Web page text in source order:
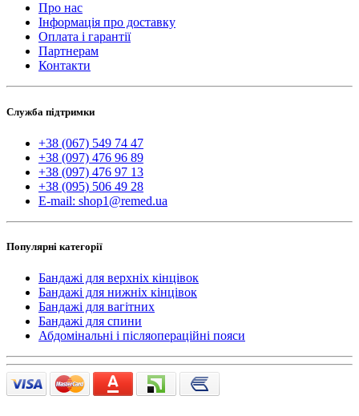
Про нас
Інформація про доставку
Оплата і гарантії
Партнерам
Контакти
Служба підтримки
+38 (067) 549 74 47
+38 (097) 476 96 89
+38 (097) 476 97 13
+38 (095) 506 49 28
E-mail: shop1@remed.ua
Популярні категорії
Бандажі для верхніх кінцівок
Бандажі для нижніх кінцівок
Бандажі для вагітних
Бандажі для спини
Абдомінальні і післяопераційні пояси